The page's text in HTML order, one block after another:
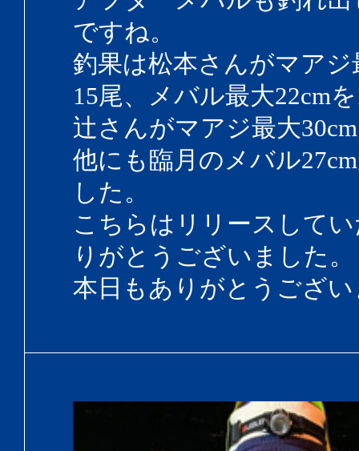
ですね。
釣果は松本さんがマアジ
15尾、メバル最大22cm
辻さんがマアジ最大
他にも臨月のメバル
した。
こちらはリリースして
りがとうございました。
本日もありがとうござ